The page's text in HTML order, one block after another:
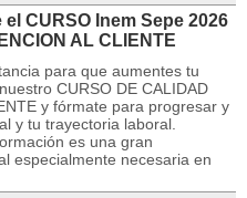
CURSO Inem Sepe 2026
AL CLIENTE
para que aumentes tu
CURSO DE CALIDAD
y fórmate para progresar y
y tu trayectoria laboral.
es una gran
especialmente necesaria en